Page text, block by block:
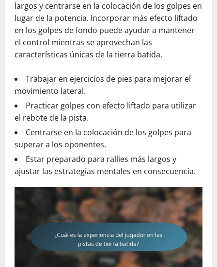
largos y centrarse en la colocación de los golpes en
lugar de la potencia. Incorporar más efecto liftado
en los golpes de fondo puede ayudar a mantener
el control mientras se aprovechan las
características únicas de la tierra batida.
Trabajar en ejercicios de pies para mejorar el
movimiento lateral.
Practicar golpes con efecto liftado para utilizar
el rebote de la pista.
Centrarse en la colocación de los golpes para
superar a los oponentes.
Estar preparado para rallies más largos y
ajustar las estrategias mentales en consecuencia.